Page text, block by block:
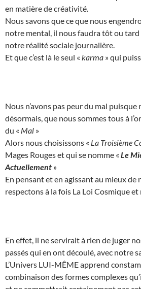
en matière de créativité.
Nous savons que ce que nous
notre mental, il nous faudra tôt ou tard
notre réalité sociale journalière.
Et que c’est là le seul « karma » qui
Nous n’avons pas peur du mal puisque
désormais, que nous sommes tous à
du « Mal »
Alors nous choisissons « La Troisième
Mages Rouges et qui se nomme « Le
Actuellement »
En pensant et en agissant au mieux
respectons à la fois La Loi Cosmique
En effet, il ne servirait à rien de juger
passés qui en ont découlé, avec notre
L’Univers LUI-MÊME apprend
combinaison des formes complexes